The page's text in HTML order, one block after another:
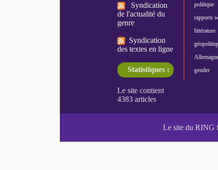
Syndication
de l'actualité du
genre
Syndication
des textes en ligne
Statistiques :
politique
rapports
littérature
gender
Le site du RING